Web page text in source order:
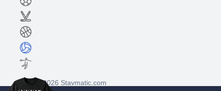
©2017-2026 Stavmatic.com